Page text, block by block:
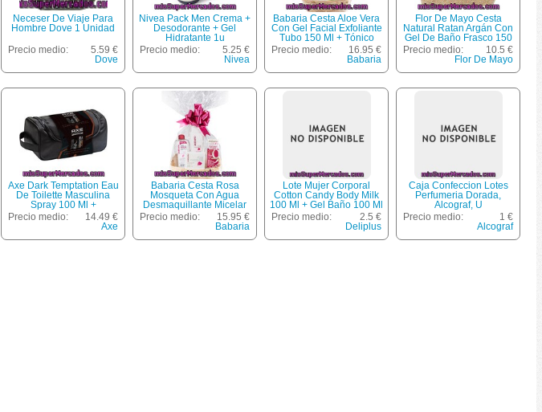
Neceser De Viaje Para
Hombre Dove 1 Unidad
Precio medio:
5.59 €
Dove
Nivea Pack Men Crema +
Desodorante + Gel
Hidratante 1u
Precio medio:
5.25 €
Nivea
Babaria Cesta Aloe Vera
Con Gel Facial Exfoliante
Tubo 150 Ml + Tónico
Facial + Leche Limpiadora
Frasco 300 Ml + Crema
50 Ml
Precio medio:
16.95 €
Babaria
Flor De Mayo Cesta
Natural Ratan Argán Con
Gel De Baño Frasco 150
Ml + Leche Hidratante
Frasco 150 Ml + Crema
De Manos Tubo 100 Ml +
Sal De Baño 100 G
Precio medio:
10.5 €
Flor De Mayo
Axe Dark Temptation Eau
De Toilette Masculina
Spray 100 Ml +
Desodorante Spray 150
Precio medio:
14.49 €
Axe
Babaria Cesta Rosa
Mosqueta Con Agua
Desmaquillante Micelar
Frasco 300 Ml + Leche
Limpiadora Frasco 300 Ml
Labios 15 Ml + Crema
Precio medio:
15.95 €
Babaria
Lote Mujer Corporal
Cotton Candy Body Milk
100 Ml + Gel Baño 100 Ml
+ Esponja Flor *navidad*,
Deliplus, U
Precio medio:
2.5 €
Deliplus
Caja Confeccion Lotes
Perfumeria Dorada,
Alcograf, U
Precio medio:
1 €
Alcograf